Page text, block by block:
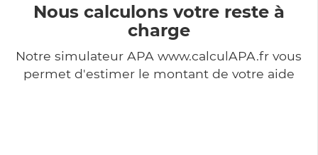
Nous calculons votre reste à
charge
Notre simulateur APA www.calculAPA.fr vous
permet d'estimer le montant de votre aide